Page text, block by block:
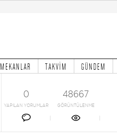
MEKANLAR TAKVİM GÜNDEM
0
YAPILAN YORUMLAR
48667
GÖRÜNTÜLENME